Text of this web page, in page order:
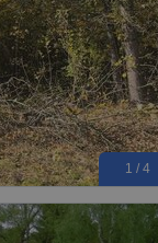
1 / 4